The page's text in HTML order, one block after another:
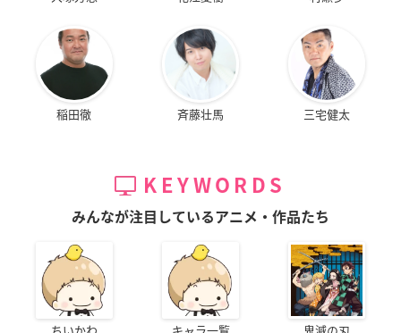
稲田徹 斉藤壮馬 三宅健太
KEYWORDS
みんなが注目しているアニメ・作品たち